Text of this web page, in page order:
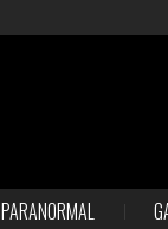
PARANORMAL